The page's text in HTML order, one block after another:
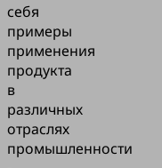
себя
примеры
применения
продукта
в
различных
отраслях
промышленности